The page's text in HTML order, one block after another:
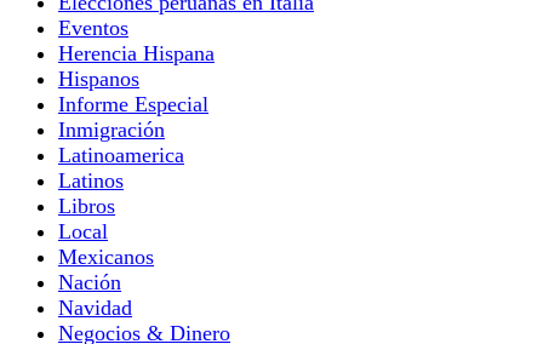
Eventos
Herencia Hispana
Hispanos
Informe Especial
Inmigración
Latinoamerica
Latinos
Libros
Local
Mexicanos
Nación
Navidad
Negocios & Dinero